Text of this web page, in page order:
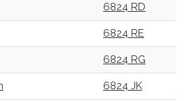
6824 RD
6824 RE
6824 RG
6824 JK